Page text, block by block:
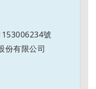
號
份有限公司